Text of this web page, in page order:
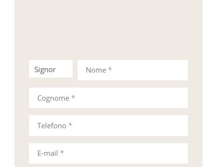
Signor Signora
Nome *
Telefono *
Cognome *
E-mail *